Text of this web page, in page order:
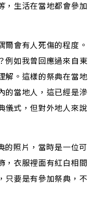
，生活在當地都會參加
爾會有人死傷的程度。
例如我曾回應過來自東
解。這樣的祭典在當地
的當地人，這已經是滲
儀式，但對外地人來說
的照片，當時是一位可
，衣服裡面有紅白相間
只要是有參加祭典，不